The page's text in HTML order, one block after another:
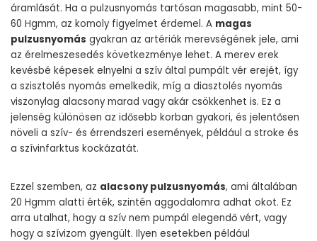
áramlását. Ha a pulzusnyomás tartósan magasabb, mint 50-
60 Hgmm, az komoly figyelmet érdemel. A magas
pulzusnyomás gyakran az artériák merevségének jele, ami
az érelmeszesedés következménye lehet. A merev erek
kevésbé képesek elnyelni a szív által pumpált vér erejét, így
a szisztolés nyomás emelkedik, míg a diasztolés nyomás
viszonylag alacsony marad vagy akár csökkenhet is. Ez a
jelenség különösen az idősebb korban gyakori, és jelentősen
növeli a szív- és érrendszeri események, például a stroke és
a szívinfarktus kockázatát.
Ezzel szemben, az alacsony pulzusnyomás, ami általában
20 Hgmm alatti érték, szintén aggodalomra adhat okot. Ez
arra utalhat, hogy a szív nem pumpál elegendő vért, vagy
hogy a szívizom gyengült. Ilyen esetekben például